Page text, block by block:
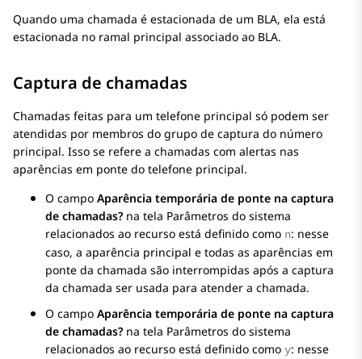
Quando uma chamada é estacionada de um BLA, ela está
estacionada no ramal principal associado ao BLA.
Captura de chamadas
Chamadas feitas para um telefone principal só podem ser
atendidas por membros do grupo de captura do número
principal. Isso se refere a chamadas com alertas nas
aparências em ponte do telefone principal.
O campo Aparência temporária de ponte na captura
de chamadas? na tela Parâmetros do sistema
relacionados ao recurso está definido como n: nesse
caso, a aparência principal e todas as aparências em
ponte da chamada são interrompidas após a captura
da chamada ser usada para atender a chamada.
O campo Aparência temporária de ponte na captura
de chamadas? na tela Parâmetros do sistema
relacionados ao recurso está definido como y: nesse